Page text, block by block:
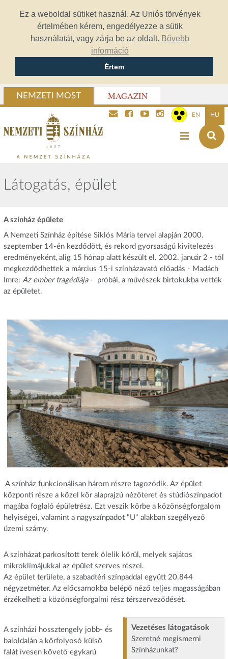
Ez a weboldal sütiket használ. Az Uniós törvények
értelmében kérem, engedélyezze a sütik
használatát, vagy zárja be az oldalt. Bővebb
információ
Értem
NEMZETI MOST MAGAZIN
EN HU
Látogatás, épület
A színház épülete
A Nemzeti Színház építése Siklós Mária tervei alapján 2000.
szeptember 14-én kezdődött, és rekord gyorsaságú kivitelezés
eredményeként, alig 15 hónap alatt készült el. 2002. január 2 - tól
megkezdődhettek a március 15-i színházavató előadás - Madách
Imre: Az ember tragédiája- próbái, a művészek birtokukba vették
az épületet.
A színház funkcionálisan három részre tagozódik. Az épület
központi része a közel kör alaprajzú nézőteret és stúdiószínpadot
magába foglaló épületrész. Ezt veszik körbe a közönségforgalom
helyiségei, valamint a nagyszínpadot "U" alakban szegélyező
üzemi szárny.
A színházat parkosított terek ölelik körül, melyek sajátos
mikroklímájukkal az épület szerves részei.
Az épület területe, a szabadtéri színpaddal együtt 20.844
négyzetméter. Az előcsarnokba belépő néző teljes magasságában
érzékelheti a közönségforgalmi rész térszerveződését.
Vezetéses látogatások
Szeretné megismerni
Színházunkat?
A színházi hossztengely jobb- és
baloldalán a körfolyosó külső
falát ívesen követő egykarú